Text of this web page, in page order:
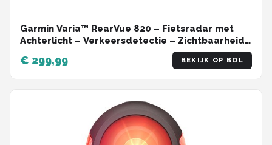
Garmin Varia™ RearVue 820 – Fietsradar met
Achterlicht – Verkeersdetectie – Zichtbaarheid
€ 299,99 BEKIJK OP BOL